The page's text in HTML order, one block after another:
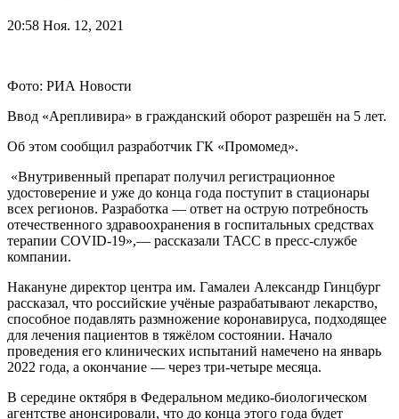
20:58 Ноя. 12, 2021
Фото: РИА Новости
Ввод «Арепливира» в гражданский оборот разрешён на 5 лет.
Об этом сообщил разработчик ГК «Промомед».
«Внутривенный препарат получил регистрационное
удостоверение и уже до конца года поступит в стационары
всех регионов. Разработка — ответ на острую потребность
отечественного здравоохранения в госпитальных средствах
терапии COVID-19»,— рассказали ТАСС в пресс-службе
компании.
Накануне директор центра им. Гамалеи Александр Гинцбург
рассказал, что российские учёные разрабатывают лекарство,
способное подавлять размножение коронавируса, подходящее
для лечения пациентов в тяжёлом состоянии. Начало
проведения его клинических испытаний намечено на январь
2022 года, а окончание — через три-четыре месяца.
В середине октября в Федеральном медико-биологическом
агентстве анонсировали, что до конца этого года будет